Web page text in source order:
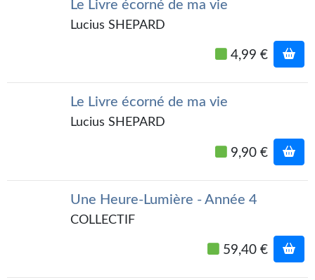
GOODIES
Goodies Gotland
Le Livre écorné de ma vie
Lucius SHEPARD
4,99 €
Le Livre écorné de ma vie
Lucius SHEPARD
9,90 €
Une Heure-Lumière - Année 4
COLLECTIF
59,40 €